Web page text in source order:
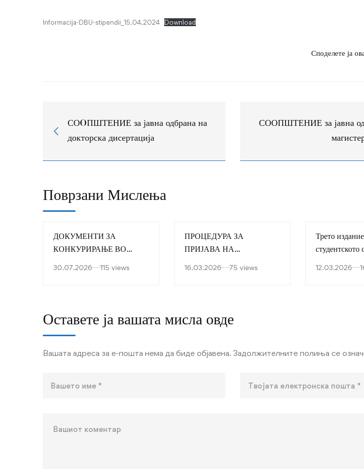
истражувачки
Informacija-DBU-stipendii_15.04.2024 Download
Споделете ја
СОOПШТЕНИЕ за јавна одбрана на
докторска дисертација
СООПШТЕНИЕ за јавна
Поврзани Мислења
ДОКУМЕНТИ ЗА
КОНКУРИРАЊЕ ВО
30.07.2026 115 views
ПРОЦЕДУРА ЗА
ПРИЈАВА НА
16.03.2026 75 views
Трето
12.03.2026
Оставете ја вашата мисла овде
Вашата адреса за е-пошта нема да биде објавена. Задолжителните полиња се